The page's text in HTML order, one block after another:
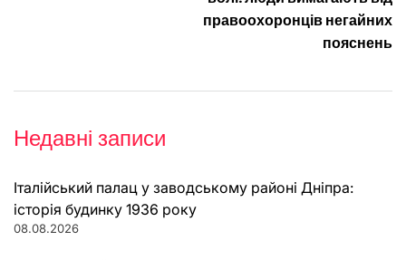
правоохоронців негайних
пояснень
Недавні записи
Італійський палац у заводському районі Дніпра:
історія будинку 1936 року
08.08.2026